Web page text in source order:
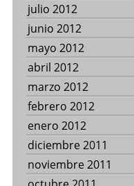
julio 2012
junio 2012
mayo 2012
abril 2012
marzo 2012
febrero 2012
enero 2012
diciembre 2011
noviembre 2011